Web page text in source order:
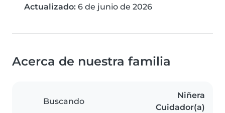
Actualizado: 6 de junio de 2026
Acerca de nuestra familia
Buscando
Niñera
Cuidador(a)